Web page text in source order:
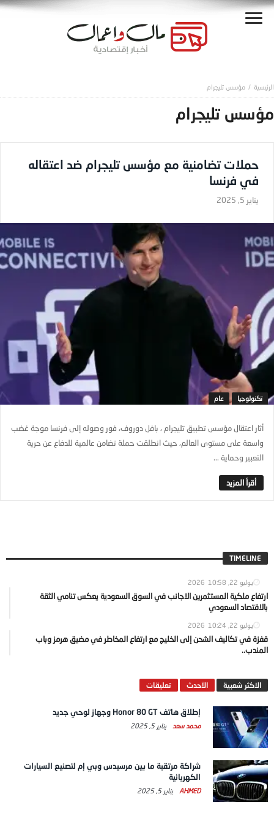
مؤسس تليجرام
مؤسس تليجرام
حملات تضامنية مع مؤسس تليجرام ضد اعتقاله
في فرنسا
يناير 5, 2025
تكنولوجيا عام
أثار اعتقال مؤسس تطبيق تليجرام ، بافل دوروف، فور وصوله إلى فرنسا موجة غضب
واسعة على مستوى العالم، حيث انطلقت حملة تضامن عالمية للدفاع عن حرية
التعبير وحماية ...
TIMELINE
يوليو 22, 2026 10:58
ارتفاع ملكية المستثمرين الاجانب في السوق السعودية يعكس تنامي الثقة
بالاقتصاد السعودي
يوليو 22, 2026 10:24
قفزة في تكاليف الشحن إلى الخليج مع ارتفاع المخاطر في مضيق هرمز وباب
المندب..
الاكثر شعبية الآحدث تعليقات
إطلاق هاتف Honor 80 GT وجهاز لوحي جديد
محمد سعد يناير 5, 2025
شراكة مرتقبة ما بين مرسيدس وبي إم لتصنيع السيارات
الكهربائية
AHMED يناير 5, 2025